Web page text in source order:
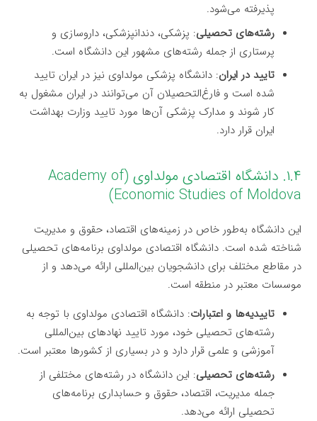
پذیرفته می‌شود.
رشته‌های تحصیلی: پزشکی، دندانپزشکی، داروسازی و
پرستاری از جمله رشته‌های مشهور این دانشگاه است.
تایید در ایران: دانشگاه پزشکی مولداوی نیز در ایران تایید
شده است و فارغ‌التحصیلان آن می‌توانند در ایران مشغول به
کار شوند و مدارک پزشکی آن‌ها مورد تایید وزارت بهداشت
ایران قرار دارد.
۱.۴. دانشگاه اقتصادی مولداوی (Academy of
Economic Studies of Moldova)
این دانشگاه به‌طور خاص در زمینه‌های اقتصاد، حقوق و مدیریت
شناخته شده است. دانشگاه اقتصادی مولداوی برنامه‌های تحصیلی
در مقاطع مختلف برای دانشجویان بین‌المللی ارائه می‌دهد و از
موسسات معتبر در منطقه است.
تاییدیه‌ها و اعتبارات: دانشگاه اقتصادی مولداوی با توجه به
رشته‌های تحصیلی خود، مورد تایید نهادهای بین‌المللی
آموزشی و علمی قرار دارد و در بسیاری از کشورها معتبر است.
رشته‌های تحصیلی: این دانشگاه در رشته‌های مختلفی از
جمله مدیریت، اقتصاد، حقوق و حسابداری برنامه‌های
تحصیلی ارائه می‌دهد.